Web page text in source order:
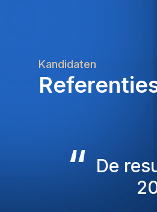
Kandidaten
“ De